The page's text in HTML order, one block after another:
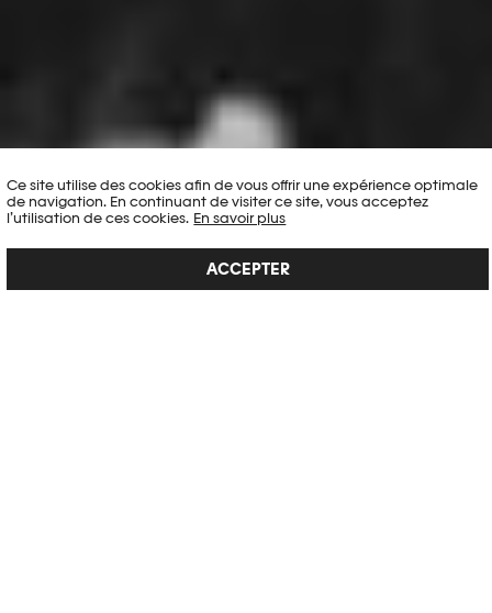
Ce site utilise des cookies afin de vous offrir une expérience optimale
de navigation. En continuant de visiter ce site, vous acceptez
l’utilisation de ces cookies. En savoir plus
ACCEPTER